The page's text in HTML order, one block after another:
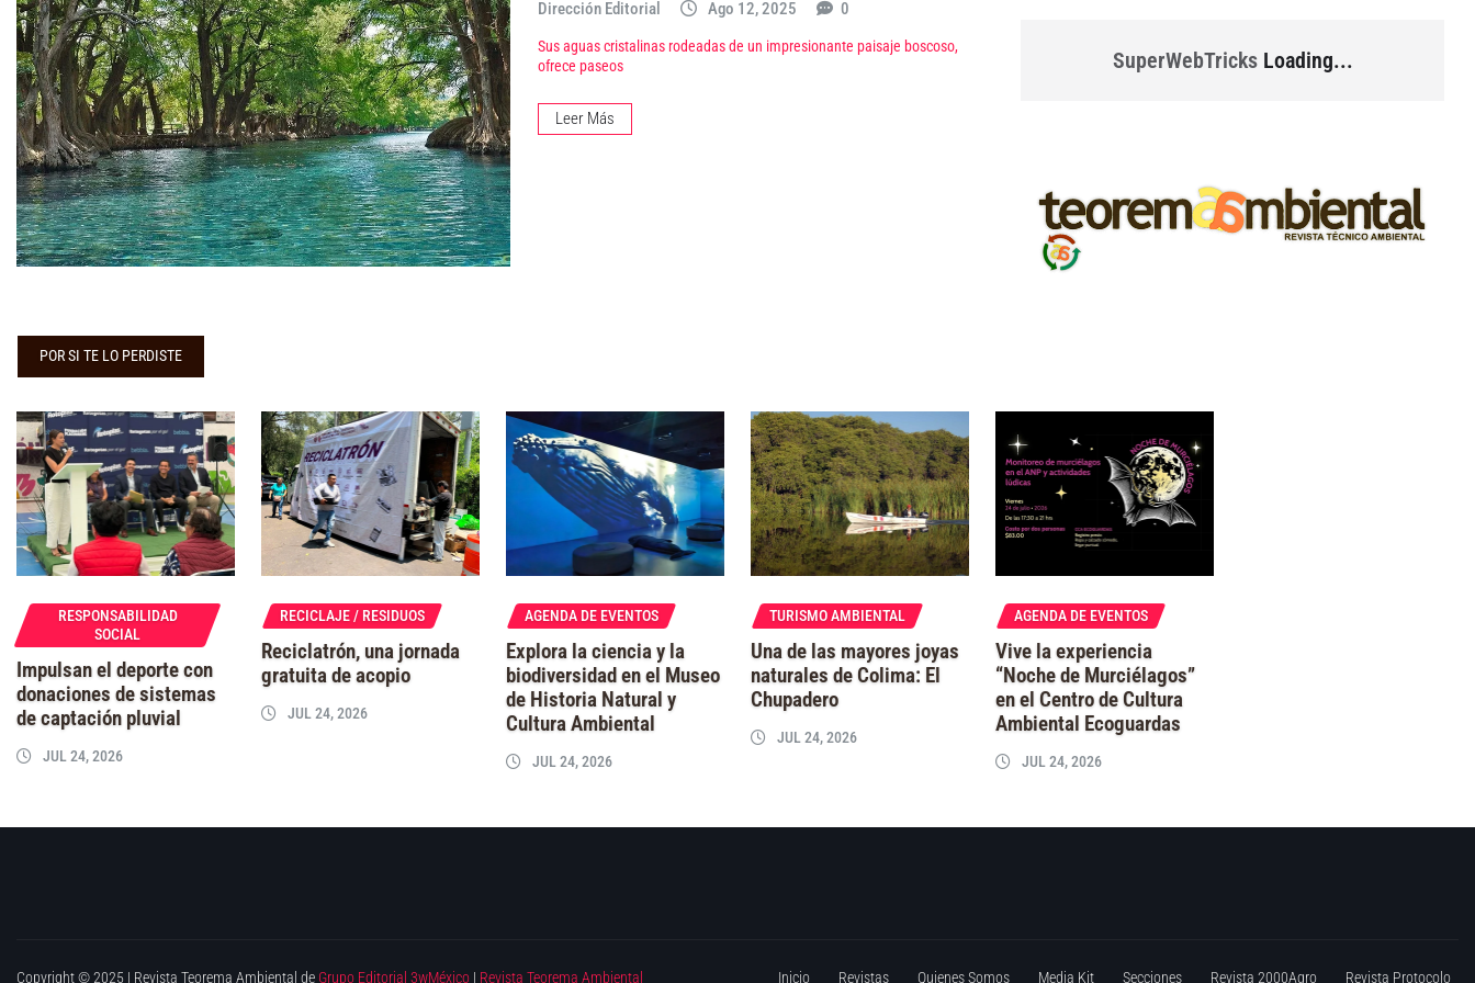
Dirección Editorial Ago 12, 2025 0
Sus aguas cristalinas rodeadas de un impresionante paisaje boscoso,
ofrece paseos
Leer Más
SuperWebTricksLoading...
POR SI TE LO PERDISTE
RESPONSABILIDAD
SOCIAL
Impulsan el deporte con
donaciones de sistemas
de captación pluvial
JUL 24, 2026
RECICLAJE / RESIDUOS
Reciclatrón, una jornada
gratuita de acopio
JUL 24, 2026
AGENDA DE EVENTOS
Explora la ciencia y la
biodiversidad en el Museo
de Historia Natural y
Cultura Ambiental
JUL 24, 2026
TURISMO AMBIENTAL
Una de las mayores joyas
naturales de Colima: El
Chupadero
JUL 24, 2026
AGENDA DE EVENTOS
Vive la experiencia
“Noche de Murciélagos”
en el Centro de Cultura
Ambiental Ecoguardas
JUL 24, 2026
Copyright © 2025 | Revista Teorema Ambiental de Grupo Editorial 3wMéxico | Revista Teorema Ambiental Inicio Revistas Quienes Somos Media Kit Secciones Revista 2000Agro Revista Protocolo